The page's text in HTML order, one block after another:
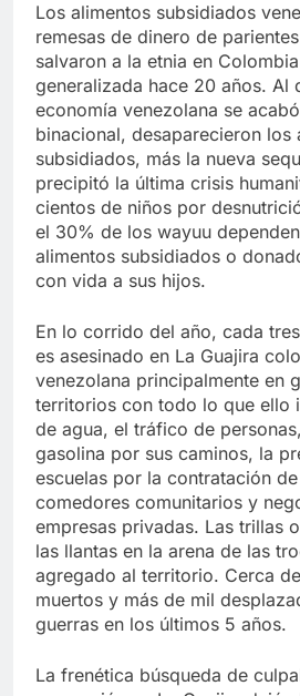
Los alimentos subsidiados
remesas de dinero de
salvaron a la etnia en
generalizada hace 20 años. Al
economía venezolana se
binacional, desaparecieron los
subsidiados, más la nueva
precipitó la última crisis
cientos de niños por
el 30% de los wayuu
alimentos subsidiados o
con vida a sus hijos.
En lo corrido del año, cada
es asesinado en La Guajira
venezolana principalmente en
territorios con todo lo que ello
de agua, el tráfico de
gasolina por sus caminos, la
escuelas por la contratación
comedores comunitarios y
empresas privadas. Las trillas
las llantas en la arena de las
agregado al territorio. Cerca
muertos y más de mil
guerras en los últimos 5 años.
La frenética búsqueda de